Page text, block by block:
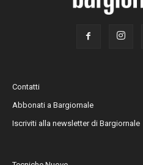
Contatti
Abbonati a Bargiornale
Iscriviti alla newsletter di Bargiornale